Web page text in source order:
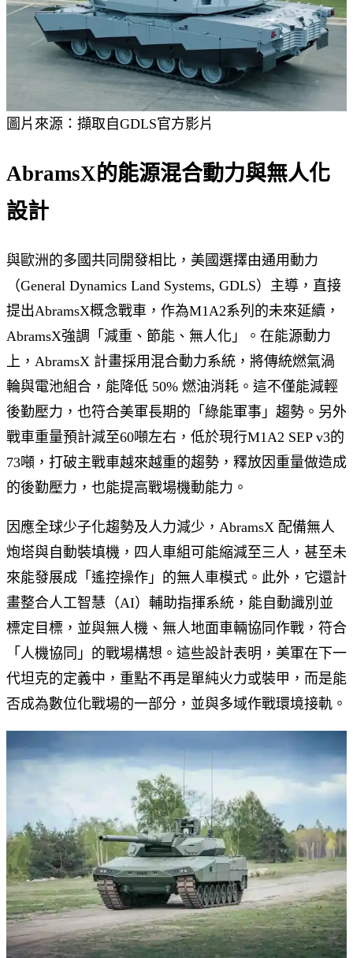
圖片來源：擷取自GDLS官方影片
AbramsX 的能源混合動力與無人化
設計
與歐洲的多國共同開發相比，美國選擇由通用動力
（General Dynamics Land Systems, GDLS）主導，直接
提出AbramsX概念戰車，作為M1A2系列的未來延續，
AbramsX強調「減重、節能、無人化」。在能源動力
上，AbramsX 計畫採用混合動力系統，將傳統燃氣渦
輪與電池組合，能降低 50% 燃油消耗。這不僅能減輕
後勤壓力，也符合美軍長期的「綠能軍事」趨勢。另外
戰車重量預計減至60噸左右，低於現行M1A2 SEP v3的
73噸，打破主戰車越來越重的趨勢，釋放因重量做造成
的後勤壓力，也能提高戰場機動能力。
因應全球少子化趨勢及人力減少，AbramsX 配備無人
炮塔與自動裝填機，四人車組可能縮減至三人，甚至未
來能發展成「遙控操作」的無人車模式。此外，它還計
畫整合人工智慧（AI）輔助指揮系統，能自動識別並
標定目標，並與無人機、無人地面車輛協同作戰，符合
「人機協同」的戰場構想。這些設計表明，美軍在下一
代坦克的定義中，重點不再是單純火力或裝甲，而是能
否成為數位化戰場的一部分，並與多域作戰環境接軌。